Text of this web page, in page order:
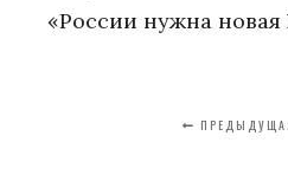
«России нужна